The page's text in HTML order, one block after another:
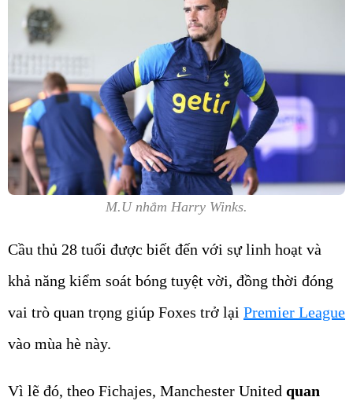
M.U nhắm Harry Winks.
Cầu thủ 28 tuổi được biết đến với sự linh hoạt và
khả năng kiểm soát bóng tuyệt vời, đồng thời đóng
vai trò quan trọng giúp Foxes trở lại Premier League
vào mùa hè này.
Vì lẽ đó, theo Fichajes, Manchester United quan